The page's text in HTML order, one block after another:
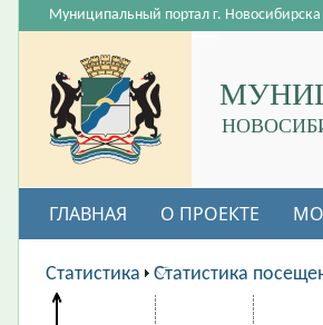
Муниципальный портал г. Новосибирска
ГЛАВНАЯ О ПРОЕКТЕ
ВАКАНСИИ
Статистика Статистика